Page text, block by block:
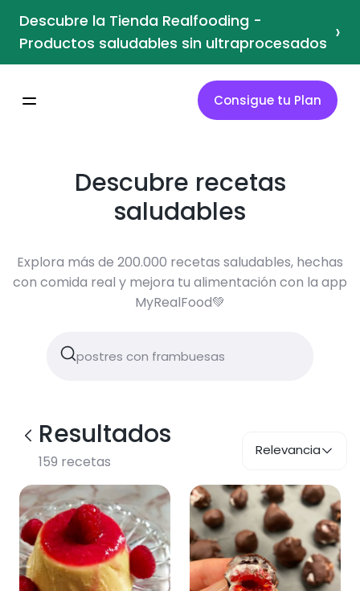
Descubre la Tienda Realfooding -
Productos saludables sin ultraprocesados ›
Consigue tu Plan
Descubre recetas
saludables
Explora más de 200.000 recetas saludables, hechas
con comida real y mejora tu alimentación con la app
MyRealFood💚
Resultados
159 recetas
Relevancia